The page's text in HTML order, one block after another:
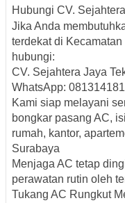
Hubungi CV.
Jika Anda
terdekat di
hubungi:
CV. Sejahtera Jaya
WhatsApp:
Kami siap melayani
bongkar pasang AC,
rumah, kantor,
Surabaya
Menjaga AC tetap
perawatan rutin oleh
Tukang AC Rungkut